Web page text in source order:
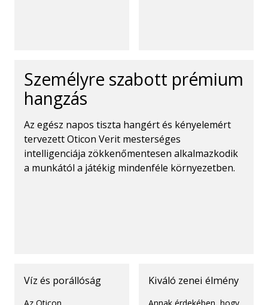
köszönhetően.
Személyre szabott prémium
hangzás
Az egész napos tiszta hangért és kényelemért
tervezett Oticon Verit mesterséges
intelligenciája zökkenőmentesen alkalmazkodik
a munkától a játékig mindenféle környezetben.
Víz és porállóság Kiváló zenei élmény